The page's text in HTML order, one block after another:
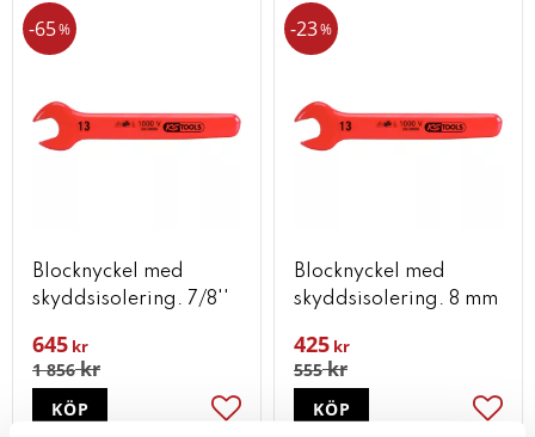
Blocknyckel med
skyddsisolering. 7/8''
645 kr
1 856kr
65%
Lägg till i favoriter
KÖP
Blocknyckel med
skyddsisolering. 8 mm
425 kr
555kr
23%
KÖP